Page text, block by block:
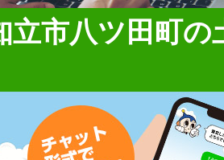
立市八ツ田町の